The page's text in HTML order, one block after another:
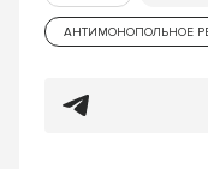
АНТИМОНОПОЛЬНОЕ